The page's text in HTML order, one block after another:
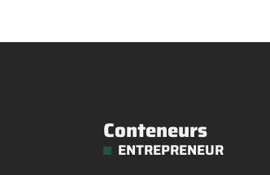
Conteneurs
ENTREPRENEUR